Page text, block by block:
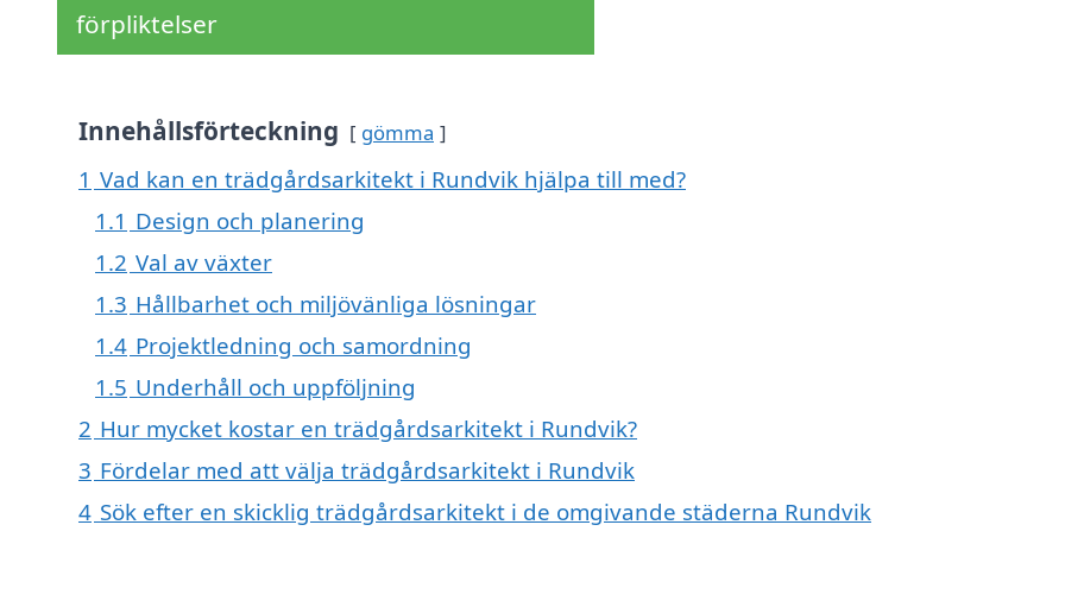
förpliktelser
Innehållsförteckning gömma
1 Vad kan en trädgårdsarkitekt i Rundvik hjälpa till med?
1.1 Design och planering
1.2 Val av växter
1.3 Hållbarhet och miljövänliga lösningar
1.4 Projektledning och samordning
1.5 Underhåll och uppföljning
2 Hur mycket kostar en trädgårdsarkitekt i Rundvik?
3 Fördelar med att välja trädgårdsarkitekt i Rundvik
4 Sök efter en skicklig trädgårdsarkitekt i de omgivande städerna Rundvik